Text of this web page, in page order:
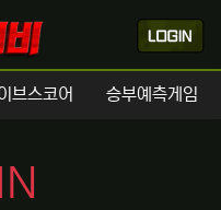
브스코어 승부예측게임